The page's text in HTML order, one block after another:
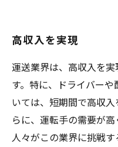
高収入を実現
運送業界は、高収入を
す。特に、ドライバー
いては、短期間で高収
らに、運転手の需要が
人々がこの業界に挑戦